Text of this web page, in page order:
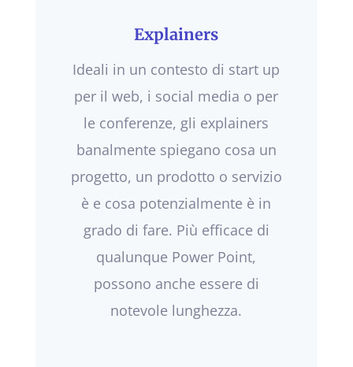
Explainers
Ideali in un contesto di start up
per il web, i social media o per
le conferenze, gli explainers
banalmente spiegano cosa un
progetto, un prodotto o servizio
è e cosa potenzialmente è in
grado di fare. Più efficace di
qualunque Power Point,
possono anche essere di
notevole lunghezza.